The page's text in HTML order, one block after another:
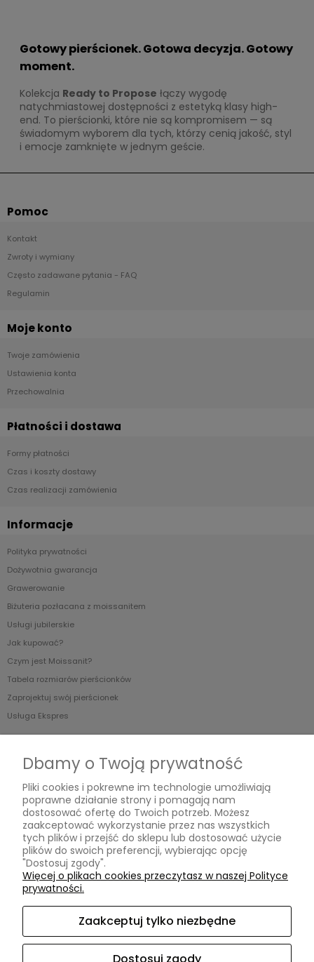
Gotowy pierścionek. Gotowa decyzja. Gotowy
moment.
Kolekcja Ready to Propose łączy wygodę
natychmiastowej dostępności z estetyką klasy high-
end. To pierścionki, które nie są kompromisem — są
świadomym wyborem dla tych, którzy cenią jakość, styl
i emocje zamknięte w jednym geście.
Pomoc
Kontakt
Zwroty i wymiany
Często zadawane pytania - FAQ
Regulamin
Moje konto
Twoje zamówienia
Ustawienia konta
Przechowalnia
Płatności i dostawa
Formy płatności
Czas i koszty dostawy
Czas realizacji zamówienia
Informacje
Polityka prywatności
Dożywotnia gwarancja
Grawerowanie
Biżuteria pozłacana z moissanitem
Usługi jubilerskie
Jak kupować?
Czym jest Moissanit?
Tabela rozmiarów pierścionków
Zaprojektuj swój pierścionek
Usługa Ekspres
O Nas
MOISSANIT.PL
Pn-Pt w godzinach 11.00-17.00 (po wcześniejszym umówieniu)
ul. Swarzewska 58 lok.3
01-821 Warszawa
Obsługa Klienta
Dbamy o Twoją prywatność
Pliki cookies i pokrewne im technologie umożliwiają
poprawne działanie strony i pomagają nam
dostosować ofertę do Twoich potrzeb. Możesz
zaakceptować wykorzystanie przez nas wszystkich
tych plików i przejść do sklepu lub dostosować użycie
plików do swoich preferencji, wybierając opcję
"Dostosuj zgody".
Więcej o plikach cookies przeczytasz w naszej Polityce
prywatności.
Zaakceptuj tylko niezbędne